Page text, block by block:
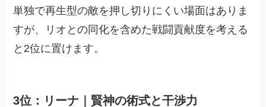
単独で再生型の敵を押し切りにくい場面はありま
すが、リオとの同化を含めた戦闘貢献度を考える
と2位に置けます。
3位：リーナ｜賢神の術式と干渉力